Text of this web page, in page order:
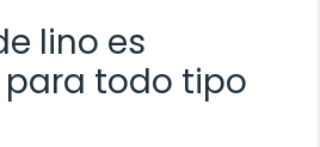
lino es
todo tipo